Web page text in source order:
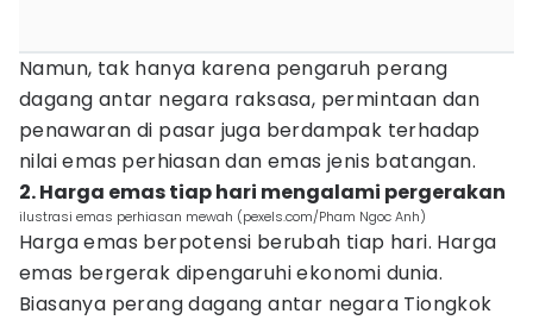
Namun, tak hanya karena pengaruh perang
dagang antar negara raksasa, permintaan dan
penawaran di pasar juga berdampak terhadap
nilai emas perhiasan dan emas jenis batangan.
2. Harga emas tiap hari mengalami pergerakan
ilustrasi emas perhiasan mewah (pexels.com/Pham Ngoc Anh)
Harga emas berpotensi berubah tiap hari. Harga
emas bergerak dipengaruhi ekonomi dunia.
Biasanya perang dagang antar negara Tiongkok